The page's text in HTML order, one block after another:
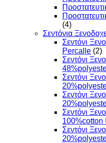
(4)
Σεντόνια
Σεντόνι
Percalle (2)
Σεντόνι
Σεντόνι
Σεντόνι
Σεντόνι
100%cotton
Σεντόνι